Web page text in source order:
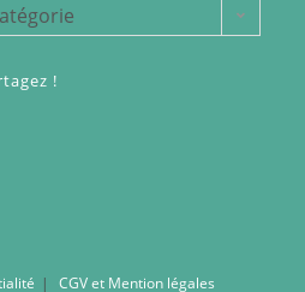
!
CGV et Mention légales